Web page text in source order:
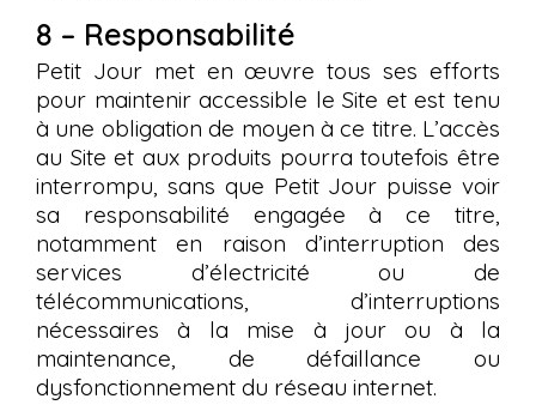
8 – Responsabilité
Petit Jour met en œuvre tous ses efforts
pour maintenir accessible le Site et est tenu
à une obligation de moyen à ce titre. L’accès
au Site et aux produits pourra toutefois être
interrompu, sans que Petit Jour puisse voir
sa responsabilité engagée à ce titre,
notamment en raison d’interruption des
services d’électricité ou de
télécommunications, d’interruptions
nécessaires à la mise à jour ou à la
maintenance, de défaillance ou
dysfonctionnement du réseau internet.